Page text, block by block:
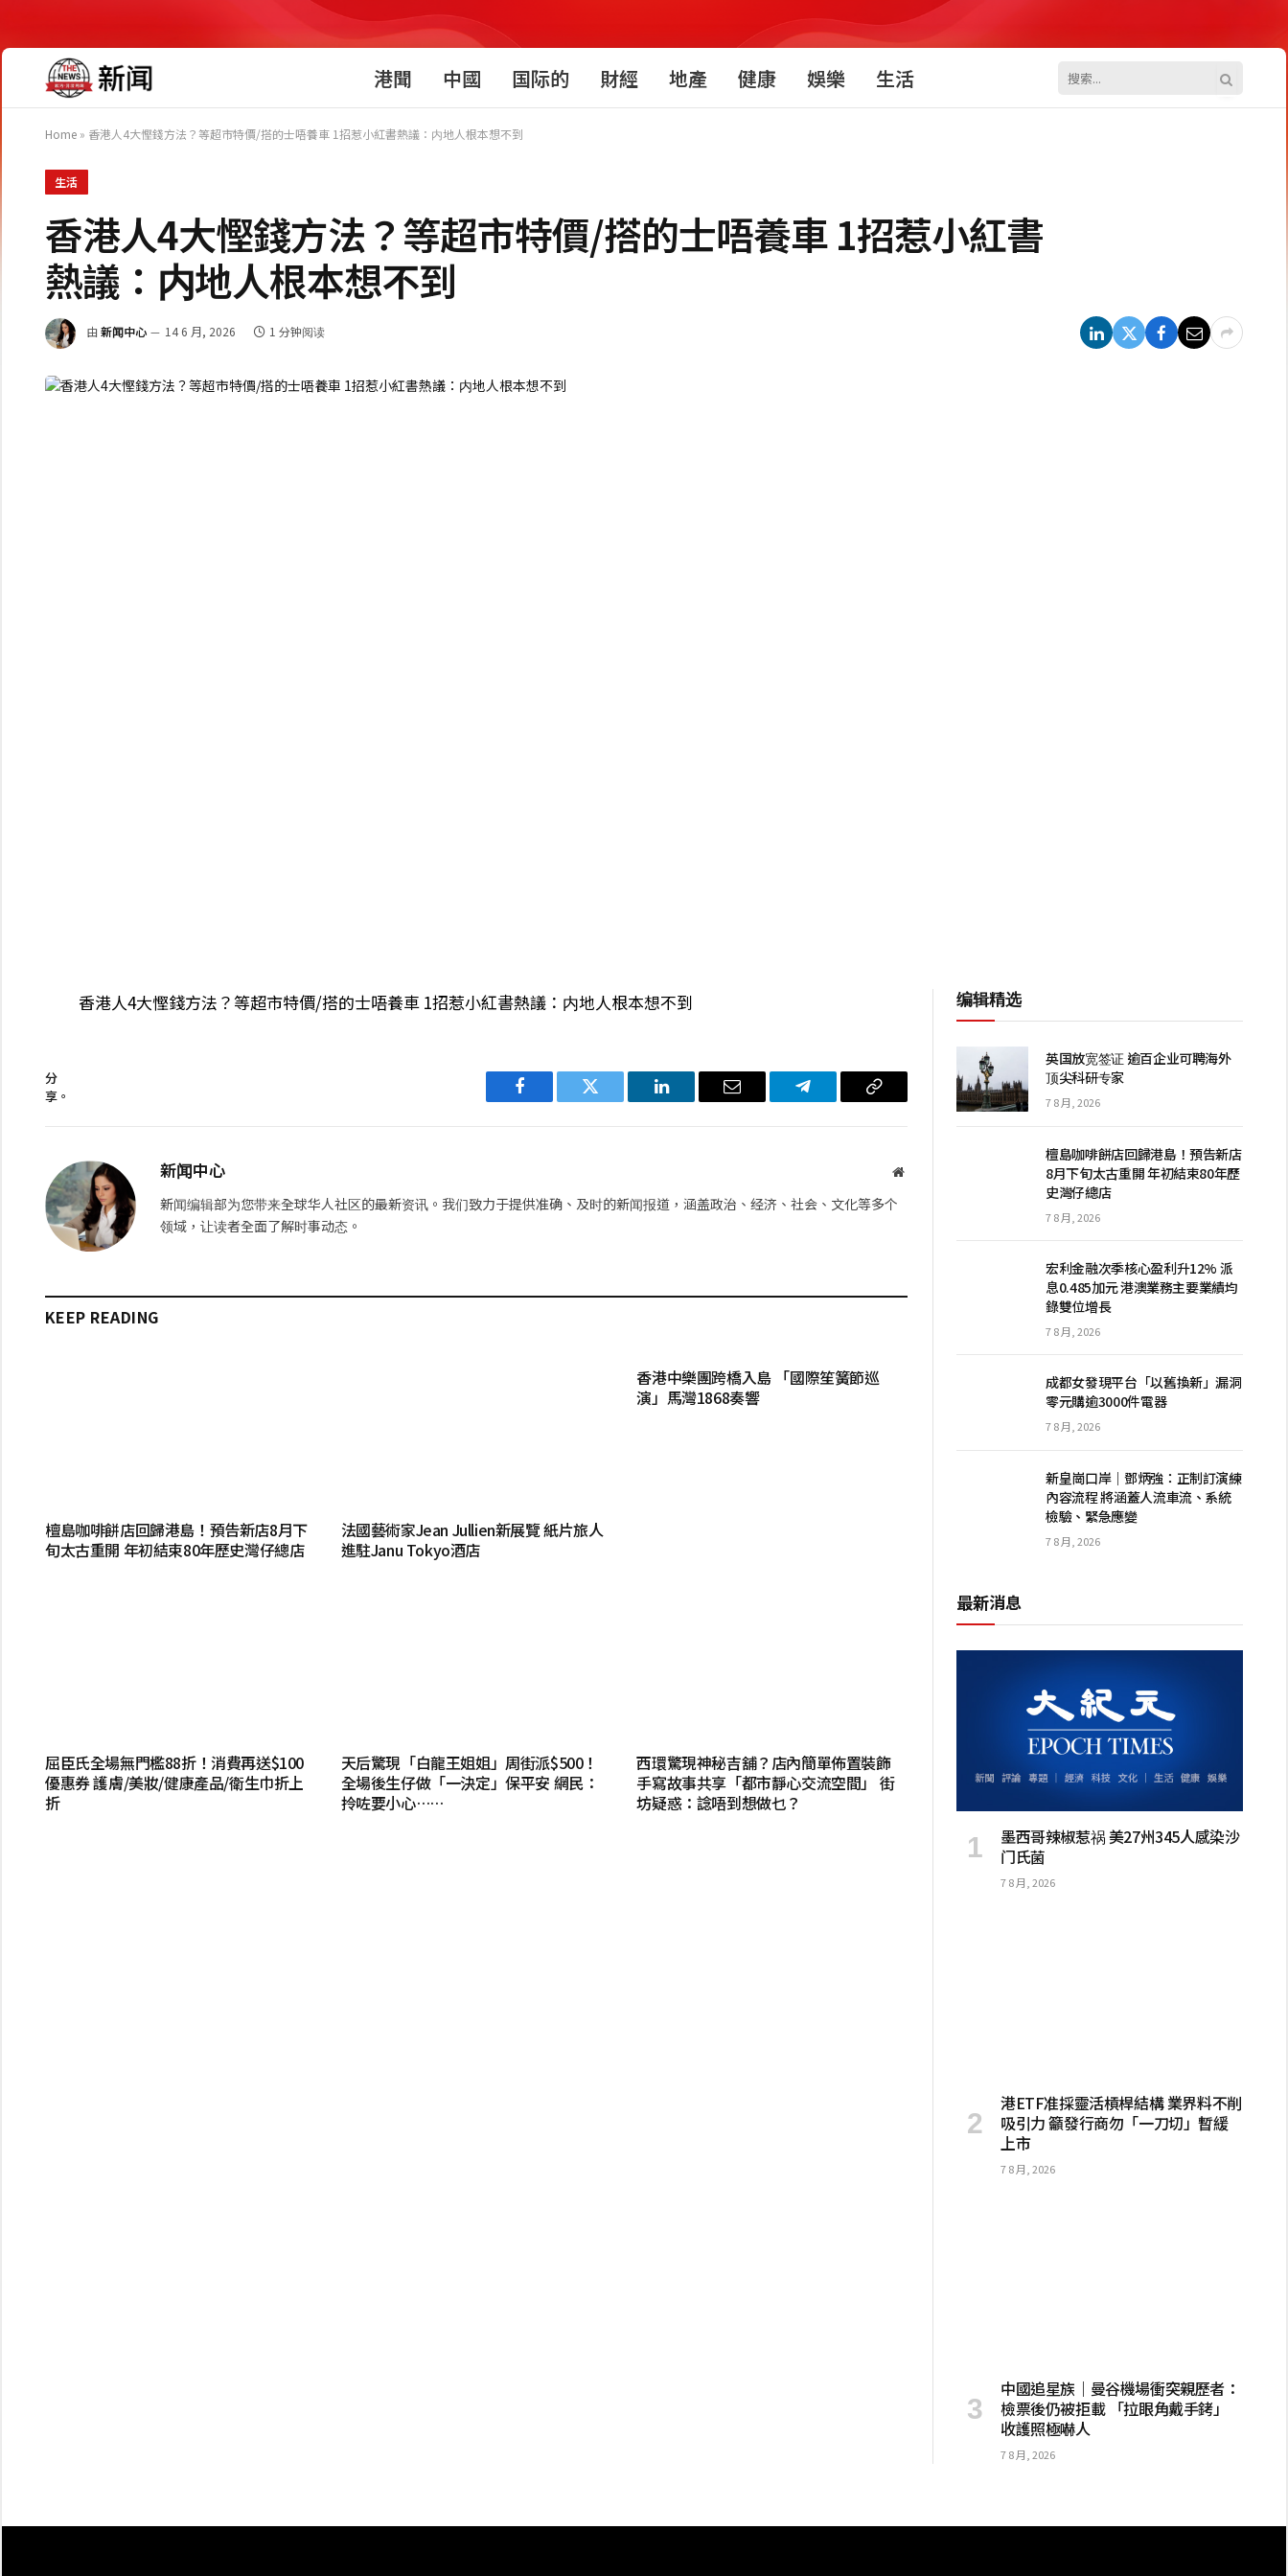
港聞 中國 国际的 財經 地產 健康 娛樂 生活
Home » 香港人4大慳錢方法？等超市特價/搭的士唔養車 1招惹小紅書熱議：内地人根本想不到
生活
香港人4大慳錢方法？等超市特價/搭的士唔養車 1招惹小紅書
熱議：内地人根本想不到
由 新闻中心 14 6 月, 2026 1 分钟阅读
香港人4大慳錢方法？等超市特價/搭的士唔養車 1招惹小紅書熱議：内地人根本想不到
分
享。
Facebook Twitter LinkedIn 电
Telegram 复
新闻中心
网
新闻编辑部为您带来全球华人社区的最新资讯。我们致力于提供准确、及时的新闻报道，涵盖政治、经济、社会、文化等多个
领域，让读者全面了解时事动态。
KEEP READING
檀島咖啡餅店回歸港島！預告新店8月下
旬太古重開 年初結束80年歷史灣仔總店
法國藝術家Jean Jullien新展覽 紙片旅人
進駐Janu Tokyo酒店
香港中樂團跨橋入島 「國際笙簧節巡
演」馬灣1868奏響
屈臣氏全場無門檻88折！消費再送$100
優惠券 護膚/美妝/健康產品/衛生巾折上
折
天后驚現「白龍王姐姐」周街派$500！
全場後生仔做「一決定」保平安 網民：
拎咗要小心……
西環驚現神秘吉舖？店內簡單佈置裝飾
手寫故事共享「都市靜心交流空間」 街
坊疑惑：諗唔到想做乜？
编辑精选
英国放宽签证 逾百企业可聘海外
顶尖科研专家
7 8 月, 2026
檀島咖啡餅店回歸港島！預告新店
8月下旬太古重開 年初結束80年歷
史灣仔總店
7 8 月, 2026
宏利金融次季核心盈利升12% 派
息0.485加元 港澳業務主要業績均
錄雙位增長
7 8 月, 2026
成都女發現平台「以舊換新」漏洞
零元購逾3000件電器
7 8 月, 2026
新皇崗口岸｜鄧炳強：正制訂演練
內容流程 將涵蓋人流車流、系統
檢驗、緊急應變
7 8 月, 2026
最新消息
墨西哥辣椒惹祸 美27州345人感染沙
门氏菌
7 8 月, 2026
港ETF准採靈活槓桿結構 業界料不削
吸引力 籲發行商勿「一刀切」暫緩
上市
7 8 月, 2026
中國追星族｜曼谷機場衝突親歷者：
檢票後仍被拒載 「拉眼角戴手銬」
收護照極嚇人
7 8 月, 2026